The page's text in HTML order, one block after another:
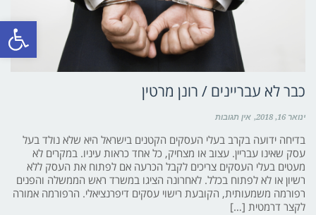
פתח
כבר לא עבריינים / רונן מרטין
ינואר 16, 2018 אין תגובות
בדיחה ידועה בקרב בעלי העסקים הקטנים בישראל היא שלא נולד בעל
עסק שאינו עבריין. עצוב או מצחיק, כל אחד כראות עיניו. במקרים לא
מעטים בעלי העסקים צריכים לקבל הכרעה אם לפתוח את העסק ללא
רשיון או לא לפתוח בכלל. לאחרונה הציגו במשרד ראש הממשלה והפנים
רפורמה משמעותית, הקובעת רישוי עסקים דיפרנציאלי. הרפורמה אמורה
לקצר דרמטית […]